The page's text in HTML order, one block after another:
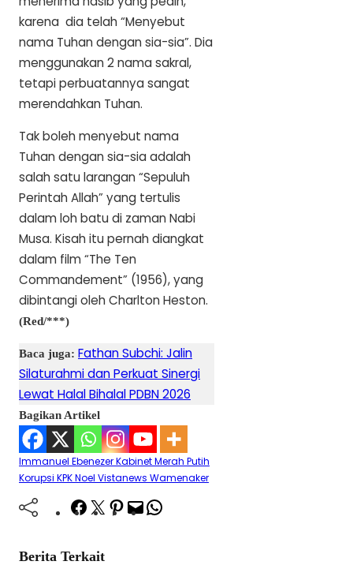
karena dia telah “Menyebut
nama Tuhan dengan sia-sia”. Dia
menggunakan 2 nama sakral,
tetapi perbuatannya sangat
merendahkan Tuhan.
Tak boleh menyebut nama
Tuhan dengan sia-sia adalah
salah satu larangan “Sepuluh
Perintah Allah” yang tertulis
dalam loh batu di zaman Nabi
Musa. Kisah itu pernah diangkat
dalam film “The Ten
Commandement” (1956), yang
dibintangi oleh Charlton Heston.
(Red/***)
Baca juga: Fathan Subchi: Jalin
Silaturahmi dan Perkuat Sinergi
Lewat Halal Bihalal PDBN 2026
Bagikan Artikel
Immanuel EbenezerKabinet Merah Putih
Korupsi KPKNoel Vistanews Wamenaker
Facebook
TwitterPinterest
Mail
Berita Terkait